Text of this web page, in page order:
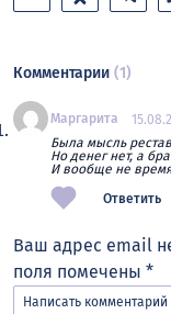
Комментарии (1)
Маргарита
Была мысль
Но денег нет, а
И вообще не
Ответить
Ваш адрес email
поля помечены *